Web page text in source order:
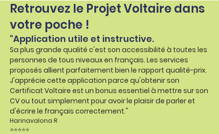
Retrouvez le Projet Voltaire dans
votre poche !
"Application utile et instructive.
Sa plus grande qualité c'est son accessibilité à toutes les
personnes de tous niveaux en français. Les services
proposés allient parfaitement bien le rapport qualité-prix.
J'apprécie cette application parce qu'obtenir son
Certificat Voltaire est un bonus essentiel à mettre sur son
CV ou tout simplement pour avoir le plaisir de parler et
d'écrire le français correctement."
Harinavalona R
⭐⭐⭐⭐⭐